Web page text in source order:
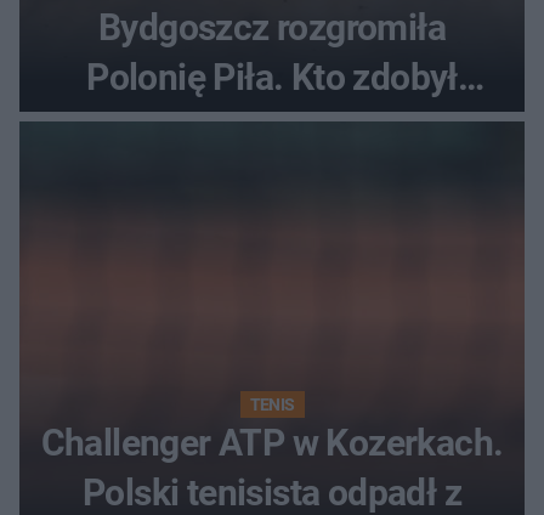
Bydgoszcz rozgromiła
Polonię Piła. Kto zdobył
najwięcej punktów?
TENIS
Challenger ATP w Kozerkach.
Polski tenisista odpadł z